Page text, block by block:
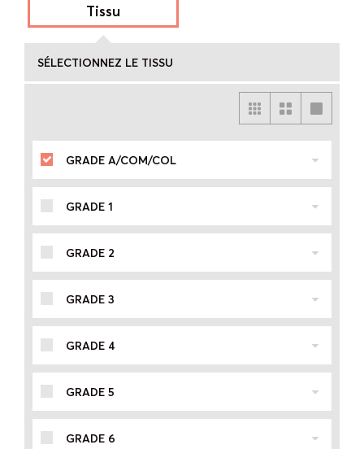
Tissu
SÉLECTIONNEZ LE TISSU
GRADE A/COM/COL
GRADE 1
GRADE 2
GRADE 3
GRADE 4
GRADE 5
GRADE 6